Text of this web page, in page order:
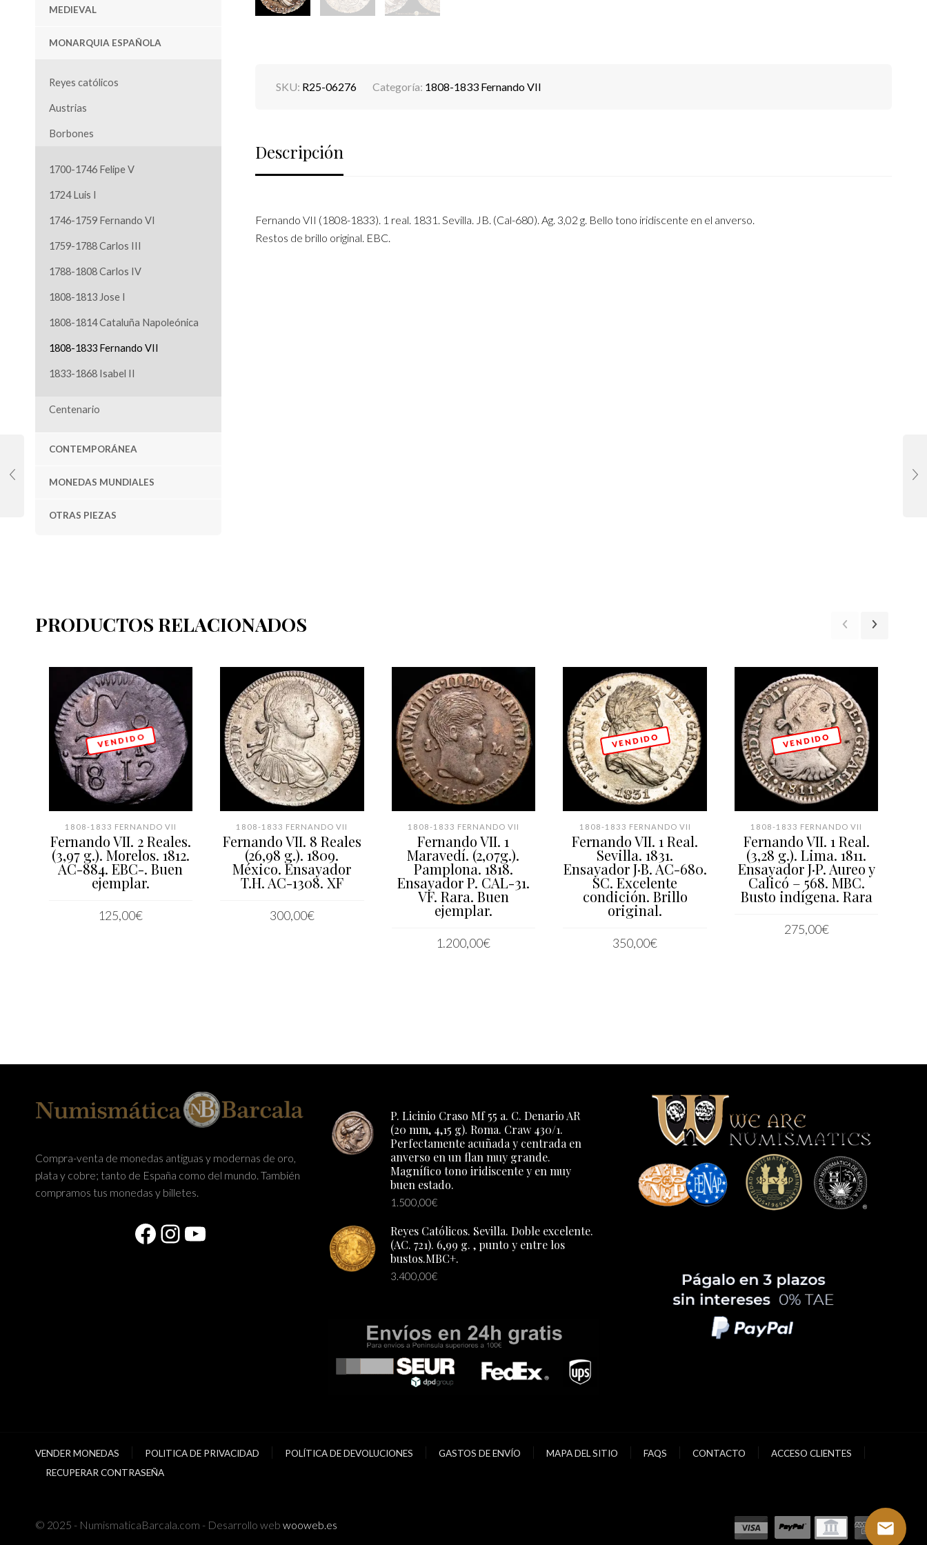
MEDIEVAL
MONARQUIA ESPAÑOLA
Reyes católicos
Austrias
Borbones
1700-1746 Felipe V
1724 Luis I
1746-1759 Fernando VI
1759-1788 Carlos III
1788-1808 Carlos IV
1808-1813 Jose I
1808-1814 Cataluña Napoleónica
1808-1833 Fernando VII
1833-1868 Isabel II
Centenario
CONTEMPORÁNEA
MONEDAS MUNDIALES
OTRAS PIEZAS
SKU: R25-06276 Categoría: 1808-1833 Fernando VII
Descripción
Fernando VII (1808-1833). 1 real. 1831. Sevilla. JB. (Cal-680). Ag. 3,02 g. Bello tono iridiscente en el anverso.
Restos de brillo original. EBC.
PRODUCTOS RELACIONADOS
V E N D I D O
1808-1833 FERNANDO VII
Fernando VII. 2 Reales.
(3,97 g.). Morelos. 1812.
AC-884. EBC-. Buen
ejemplar.
125,00€
1808-1833 FERNANDO VII
Fernando VII. 8 Reales
(26,98 g.). 1809.
México. Ensayador
T.H. AC-1308. XF
300,00€
1808-1833 FERNANDO VII
Fernando VII. 1
Maravedí. (2,07g.).
Pamplona. 1818.
Ensayador P. CAL-31.
VF. Rara. Buen
ejemplar.
1.200,00€
V E N D I D O
1808-1833 FERNANDO VII
Fernando VII. 1 Real.
Sevilla. 1831.
Ensayador J·B. AC-680.
SC. Excelente
condición. Brillo
original.
350,00€
V E N D I D O
1808-1833 FERNANDO VII
Fernando VII. 1 Real.
(3,28 g.). Lima. 1811.
Ensayador J·P. Aureo y
Calicó – 568. MBC.
Busto indígena. Rara
275,00€
Compra-venta de monedas antiguas y modernas de oro,
plata y cobre; tanto de España como del mundo. También
compramos tus monedas y billetes.
Facebook
Instagram
YouTube
P. Licinio Craso Mf 55 a. C. Denario AR
(20 mm, 4,15 g). Roma. Craw 430/1.
Perfectamente acuñada y centrada en
anverso en un flan muy grande.
Magnífico tono iridiscente y en muy
buen estado.
1.500,00€
Reyes Católicos. Sevilla. Doble excelente.
(AC. 721). 6,99 g. , punto y entre los
bustos.MBC+.
3.400,00€
VENDER MONEDAS POLITICA DE PRIVACIDAD POLÍTICA DE DEVOLUCIONES GASTOS DE ENVÍO MAPA DEL SITIO FAQS CONTACTO
ACCESO CLIENTES
RECUPERAR CONTRASEÑA
© 2025 - NumismaticaBarcala.com - Desarrollo web wooweb.es